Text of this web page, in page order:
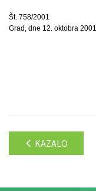
Št. 758/2001
Grad, dne 12. oktobra 2001.
KAZALO